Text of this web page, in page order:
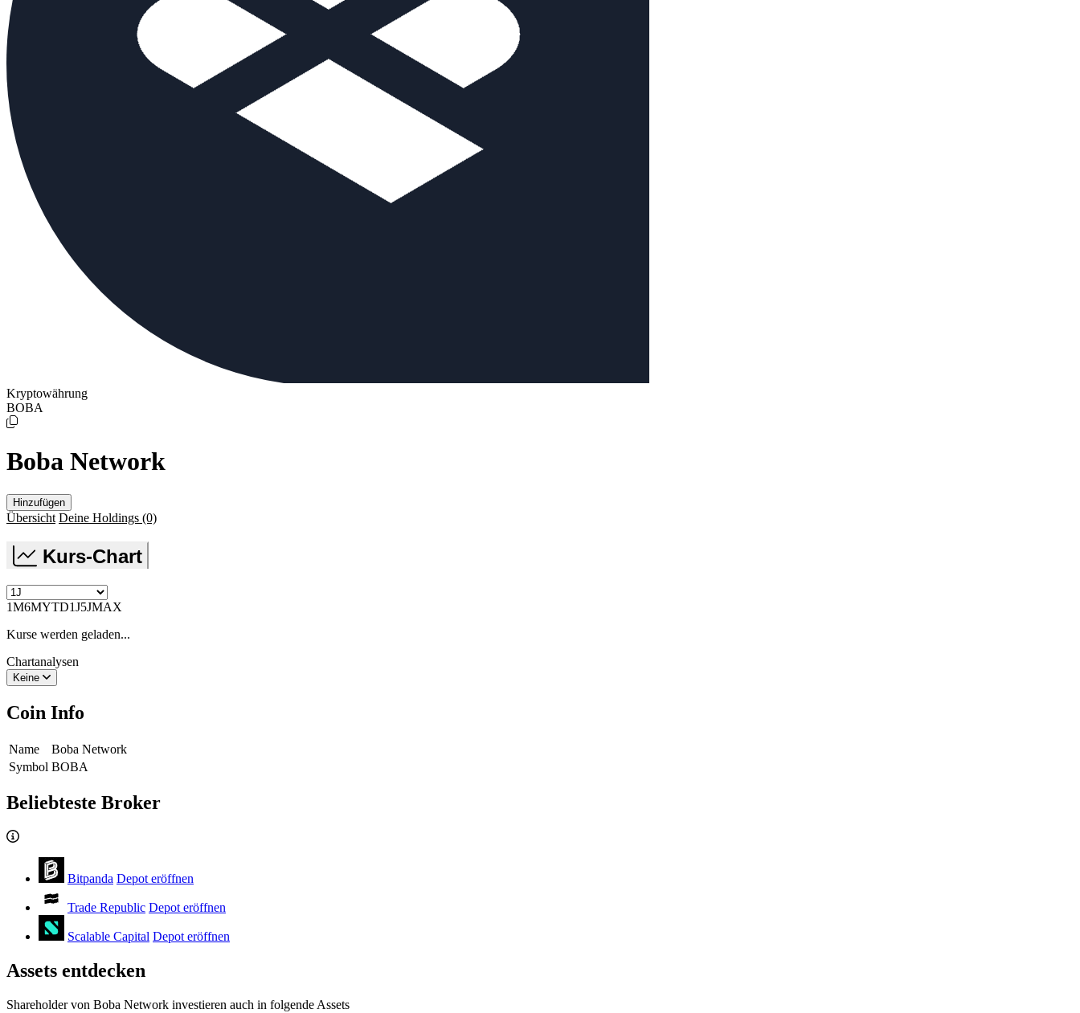
Kryptowährung
BOBA
Boba Network
Hinzufügen
Übersicht Deine Holdings (0)
Kurs-Chart
1M6MYTD1J5JMAX
Kurse werden geladen...
Chartanalysen
Keine
Coin Info
Name
Boba Network
Symbol BOBA
Beliebteste Broker
Bitpanda Depot eröffnen
Trade Republic Depot eröffnen
Scalable Capital Depot eröffnen
Assets entdecken
Shareholder von Boba Network investieren auch in folgende Assets